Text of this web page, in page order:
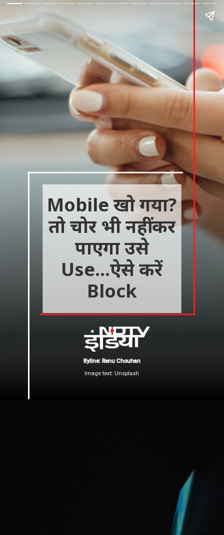
Mobile खो गया?
तो चोर भी नहीं कर
पाएगा उसे
Use...ऐसे करें
Block
Image text: Unsplash
Byline: Renu Chouhan